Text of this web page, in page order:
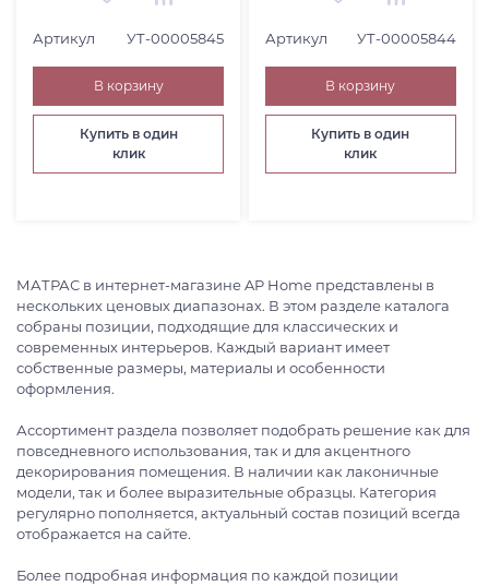
Артикул УТ-00005845
В корзину
Купить в один
клик
Артикул УТ-00005844
В корзину
Купить в один
клик
МАТРАС в интернет-магазине AP Home представлены в
нескольких ценовых диапазонах. В этом разделе каталога
собраны позиции, подходящие для классических и
современных интерьеров. Каждый вариант имеет
собственные размеры, материалы и особенности
оформления.
Ассортимент раздела позволяет подобрать решение как для
повседневного использования, так и для акцентного
декорирования помещения. В наличии как лаконичные
модели, так и более выразительные образцы. Категория
регулярно пополняется, актуальный состав позиций всегда
отображается на сайте.
Более подробная информация по каждой позиции